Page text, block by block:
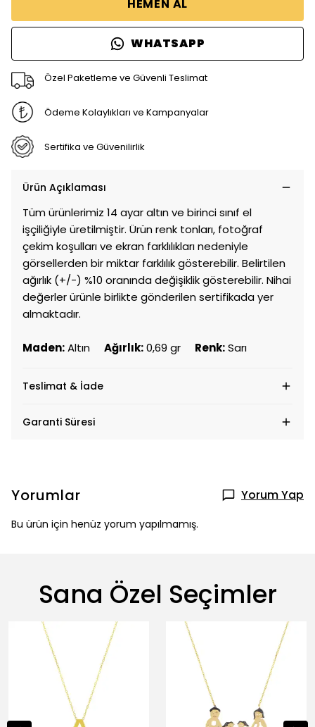
HEMEN AL
WHATSAPP
Özel Paketleme ve Güvenli Teslimat
Ödeme Kolaylıkları ve Kampanyalar
Sertifika ve Güvenilirlik
Ürün Açıklaması
Tüm ürünlerimiz 14 ayar altın ve birinci sınıf el
işçiliğiyle üretilmiştir. Ürün renk tonları, fotoğraf
çekim koşulları ve ekran farklılıkları nedeniyle
görsellerden bir miktar farklılık gösterebilir. Belirtilen
ağırlık (+/-) %10 oranında değişiklik gösterebilir. Nihai
değerler ürünle birlikte gönderilen sertifikada yer
almaktadır.
Maden:Altın Ağırlık:0,69 gr Renk:Sarı
Teslimat & İade
Garanti Süresi
Yorumlar Yorum Yap
Bu ürün için henüz yorum yapılmamış.
Sana Özel Seçimler